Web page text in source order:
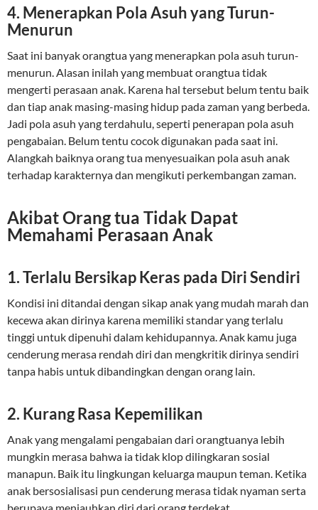
4. Menerapkan Pola Asuh yang Turun-
Menurun
Saat ini banyak orangtua yang menerapkan pola asuh turun-
menurun. Alasan inilah yang membuat orangtua tidak
mengerti perasaan anak. Karena hal tersebut belum tentu baik
dan tiap anak masing-masing hidup pada zaman yang berbeda.
Jadi pola asuh yang terdahulu, seperti penerapan pola asuh
pengabaian. Belum tentu cocok digunakan pada saat ini.
Alangkah baiknya orang tua menyesuaikan pola asuh anak
terhadap karakternya dan mengikuti perkembangan zaman.
Akibat Orang tua Tidak Dapat
Memahami Perasaan Anak
1. Terlalu Bersikap Keras pada Diri Sendiri
Kondisi ini ditandai dengan sikap anak yang mudah marah dan
kecewa akan dirinya karena memiliki standar yang terlalu
tinggi untuk dipenuhi dalam kehidupannya. Anak kamu juga
cenderung merasa rendah diri dan mengkritik dirinya sendiri
tanpa habis untuk dibandingkan dengan orang lain.
2. Kurang Rasa Kepemilikan
Anak yang mengalami pengabaian dari orangtuanya lebih
mungkin merasa bahwa ia tidak klop dilingkaran sosial
manapun. Baik itu lingkungan keluarga maupun teman. Ketika
anak bersosialisasi pun cenderung merasa tidak nyaman serta